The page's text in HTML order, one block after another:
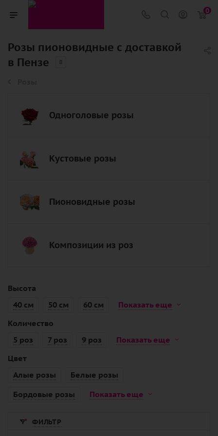
0
Розы пионовидные с доставкой
в Пензе
Одноголовые розы
Кустовые розы
Пионовидные розы
Композиции из роз
Высота
40 см
50 см 60 см
Показать еще
Количество
5 роз
7 роз 9 роз
Показать еще
Цвет
Алые розы
Белые розы
Бордовые розы
Показать еще
ФИЛЬТР